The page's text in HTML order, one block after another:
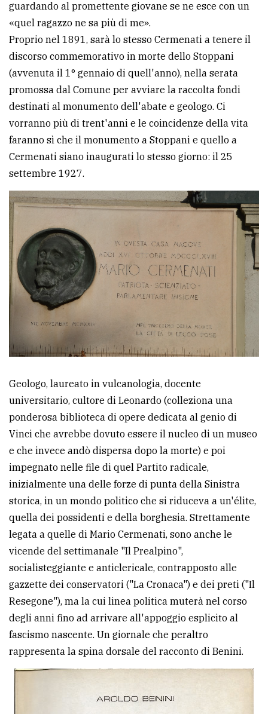
guardando al promettente giovane se ne esce con un
«quel ragazzo ne sa più di me».
Proprio nel 1891, sarà lo stesso Cermenati a tenere il
discorso commemorativo in morte dello Stoppani
(avvenuta il 1° gennaio di quell'anno), nella serata
promossa dal Comune per avviare la raccolta fondi
destinati al monumento dell'abate e geologo. Ci
vorranno più di trent'anni e le coincidenze della vita
faranno sì che il monumento a Stoppani e quello a
Cermenati siano inaugurati lo stesso giorno: il 25
settembre 1927.
Geologo, laureato in vulcanologia, docente
universitario, cultore di Leonardo (colleziona una
ponderosa biblioteca di opere dedicata al genio di
Vinci che avrebbe dovuto essere il nucleo di un museo
e che invece andò dispersa dopo la morte) e poi
impegnato nelle file di quel Partito radicale,
inizialmente una delle forze di punta della Sinistra
storica, in un mondo politico che si riduceva a un'élite,
quella dei possidenti e della borghesia. Strettamente
legata a quelle di Mario Cermenati, sono anche le
vicende del settimanale "Il Prealpino",
socialisteggiante e anticlericale, contrapposto alle
gazzette dei conservatori ("La Cronaca") e dei preti ("Il
Resegone"), ma la cui linea politica muterà nel corso
degli anni fino ad arrivare all'appoggio esplicito al
fascismo nascente. Un giornale che peraltro
rappresenta la spina dorsale del racconto di Benini.